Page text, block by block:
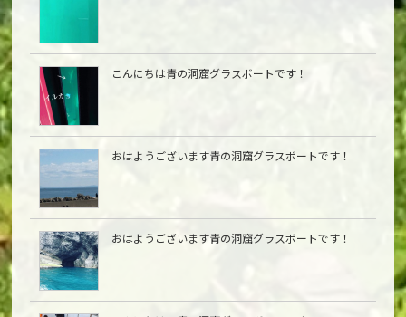
こんにちは青の洞窟グラスボートです！
おはようございます青の洞窟グラスボートです！
おはようございます青の洞窟グラスボートです！